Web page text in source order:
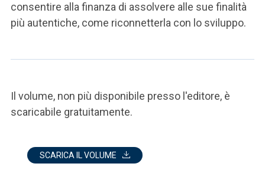
consentire alla finanza di assolvere alle sue finalità
più autentiche, come riconnetterla con lo sviluppo.
Il volume, non più disponibile presso l'editore, è
scaricabile gratuitamente.
SCARICA IL VOLUME